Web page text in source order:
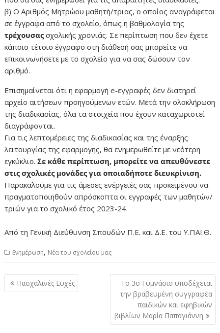
β) Ο Αριθμός Μητρώου μαθητή/τριας, ο οποίος αναγράφεται
σε έγγραφα από το σχολείο, όπως η βαθμολογία της
τρέχουσαςσχολικής χρονιάς. Σε περίπτωση που δεν έχετε
κάποιο τέτοιο έγγραφο στη διάθεσή σας μπορείτε να
επικοινωνήσετε με το σχολείο για να σας δώσουν τον
αριθμό.
Επισημαίνεται ότι η εφαρμογή e-εγγραφές δεν διατηρεί
αρχείο αιτήσεων προηγούμενων ετών. Μετά την ολοκλήρωση
της διαδικασίας, όλα τα στοιχεία που έχουν καταχωριστεί
διαγράφονται.
Για τις λεπτομέρειες της διαδικασίας και της έναρξης
λειτουργίας της εφαρμογής, θα ενημερωθείτε με νεότερη
εγκύκλιο.Σε κάθε περίπτωση, μπορείτε να απευθύνεστε
στις σχολικές μονάδες για οποιαδήποτε διευκρίνιση.
Παρακαλούμε για τις άμεσες ενέργειές σας προκειμένου να
πραγματοποιηθούν απρόσκοπτα οι εγγραφές των μαθητών/
τριών για το σχολικό έτος 2023-24.
Από τη Γενική Διεύθυνση Σπουδών Π.Ε. και Δ.Ε. του Υ.ΠΑΙ.Θ.
Ενημέρωση, Νέα του σχολείου μας
Πλοήγηση
άρθρων
Πασχαλινές Ευχές
Το 3ο Γυμνάσιο υποδέχεται
την βραβευμένη συγγραφέα
παιδικών και εφηβικών
βιβλίων Μαρία Παπαγιάννη